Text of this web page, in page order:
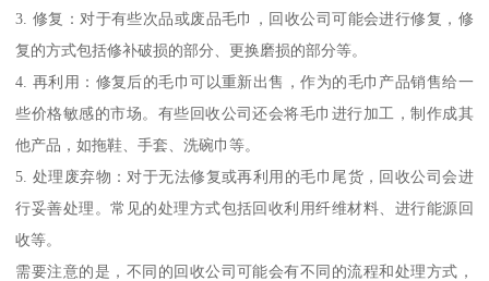
3. 修复：对于有些次品或废品毛巾，回收公司可能会进行修复，修
复的方式包括修补破损的部分、更换磨损的部分等。
4. 再利用：修复后的毛巾可以重新出售，作为的毛巾产品销售给一
些价格敏感的市场。有些回收公司还会将毛巾进行加工，制作成其
他产品，如拖鞋、手套、洗碗巾等。
5. 处理废弃物：对于无法修复或再利用的毛巾尾货，回收公司会进
行妥善处理。常见的处理方式包括回收利用纤维材料、进行能源回
收等。
需要注意的是，不同的回收公司可能会有不同的流程和处理方式，